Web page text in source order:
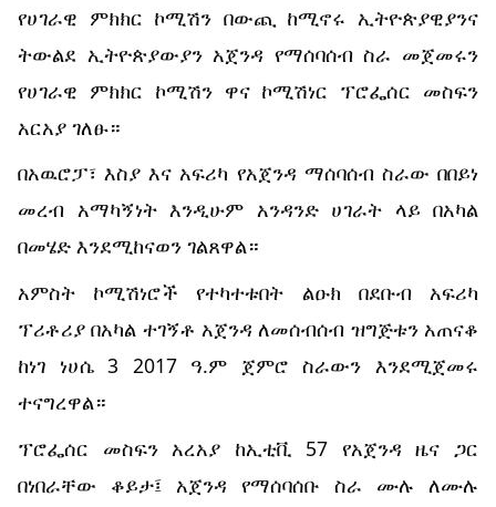
የሀገራዊ ምክክር ኮሚሽን በውጪ ከሚኖሩ ኢትዮጵያዊያንና
ትውልደ ኢትዮጵያውያን አጀንዳ የማሰባሰብ ስራ መጀመሩን
የሀገራዊ ምክክር ኮሚሽን ዋና ኮሚሽነር ፕሮፌሰር መስፍን
አርአያ ገለፁ።
በአዉሮፓ፣ እስያ እና አፍሪካ የአጀንዳ ማሰባሰብ ስራው በበይነ
መረብ አማካኝነት እንዲሁም አንዳንድ ሀገራት ላይ በአካል
በመሄድ እንደሚከናወን ገልጸዋል።
አምስት ኮሚሽነሮች የተካተቱበት ልዑክ በደቡብ አፍሪካ
ፕሪቶሪያ በአካል ተገኝቶ አጀንዳ ለመሰብሰብ ዝግጅቱን አጠናቆ
ከነገ ነሀሴ 3 2017 ዓ.ም ጀምሮ ስራውን እንደሚጀመሩ
ተናግረዋል።
ፕሮፌሰር መስፍን አረአያ ከኢቲቪ 57 የአጀንዳ ዜና ጋር
በነበራቸው ቆይታ፤ አጀንዳ የማሰባሰቡ ስራ ሙሉ ለሙሉ